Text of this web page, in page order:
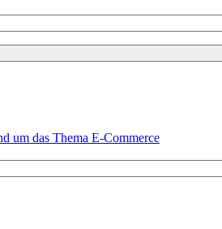
um das Thema E-Commerce